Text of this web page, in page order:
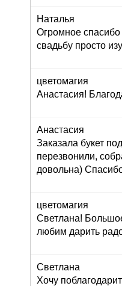
Наталья
Огромное
свадьбу просто
цветомагия
Анастасия!
Анастасия
Заказала букет
перезвонили,
довольна)
цветомагия
Светлана!
любим дарить
Светлана
Хочу